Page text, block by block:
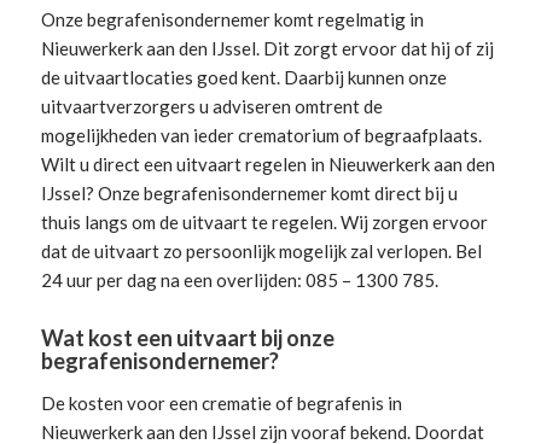
Onze begrafenisondernemer komt regelmatig in
Nieuwerkerk aan den IJssel. Dit zorgt ervoor dat hij of zij
de uitvaartlocaties goed kent. Daarbij kunnen onze
uitvaartverzorgers u adviseren omtrent de
mogelijkheden van ieder crematorium of begraafplaats.
Wilt u direct een uitvaart regelen in Nieuwerkerk aan den
IJssel? Onze begrafenisondernemer komt direct bij u
thuis langs om de uitvaart te regelen. Wij zorgen ervoor
dat de uitvaart zo persoonlijk mogelijk zal verlopen. Bel
24 uur per dag na een overlijden: 085 – 1300 785.
Wat kost een uitvaart bij onze
begrafenisondernemer?
De kosten voor een crematie of begrafenis in
Nieuwerkerk aan den IJssel zijn vooraf bekend. Doordat